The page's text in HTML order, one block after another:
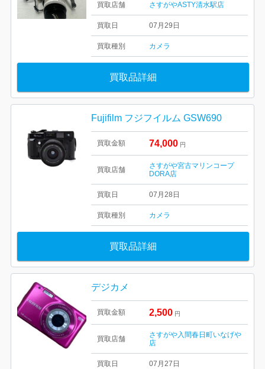
買取店舗 さすがやASTY清水駅店
買取日 07月29日
買取種別 カメラ
買取品詳細
Fujifilm フジフイルム GSW690
買取金額 74,000 円
買取店舗
さすがや宮古マリンコープ
DORA店
買取日 07月28日
買取種別 カメラ
買取品詳細
デジカメ
買取金額 2,500 円
買取店舗
さすがや入間春日町いなげや
店
買取日 07月27日